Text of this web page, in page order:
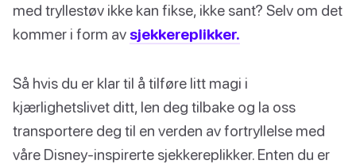
med tryllestøv ikke kan fikse, ikke sant? Selv om det
kommer i form av sjekkereplikker.
Så hvis du er klar til å tilføre litt magi i
kjærlighetslivet ditt, len deg tilbake og la oss
transportere deg til en verden av fortryllelse med
våre Disney-inspirerte sjekkereplikker. Enten du er